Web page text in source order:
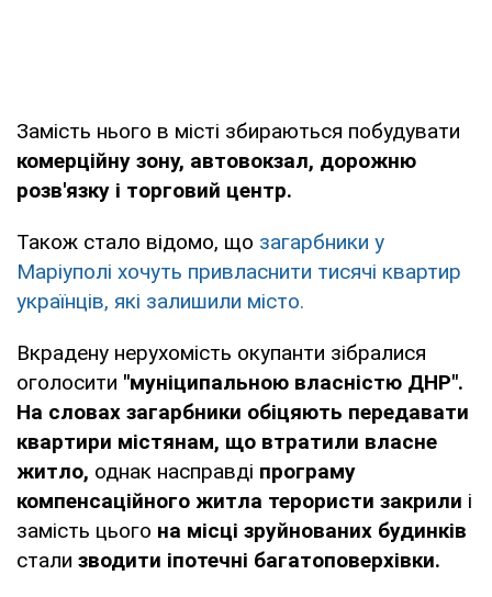
Замість нього в місті збираються побудувати
комерційну зону, автовокзал, дорожню
розв'язку і торговий центр.
Також стало відомо, що загарбники у
Маріуполі хочуть привласнити тисячі квартир
українців, які залишили місто.
Вкрадену нерухомість окупанти зібралися
оголосити "муніципальною власністю ДНР".
На словах загарбники обіцяють передавати
квартири містянам, що втратили власне
житло, однак насправді програму
компенсаційного житла терористи закрили і
замість цього на місці зруйнованих будинків
стали зводити іпотечні багатоповерхівки.